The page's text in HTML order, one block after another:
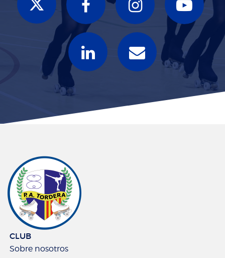
CLUB
Sobre nosotros